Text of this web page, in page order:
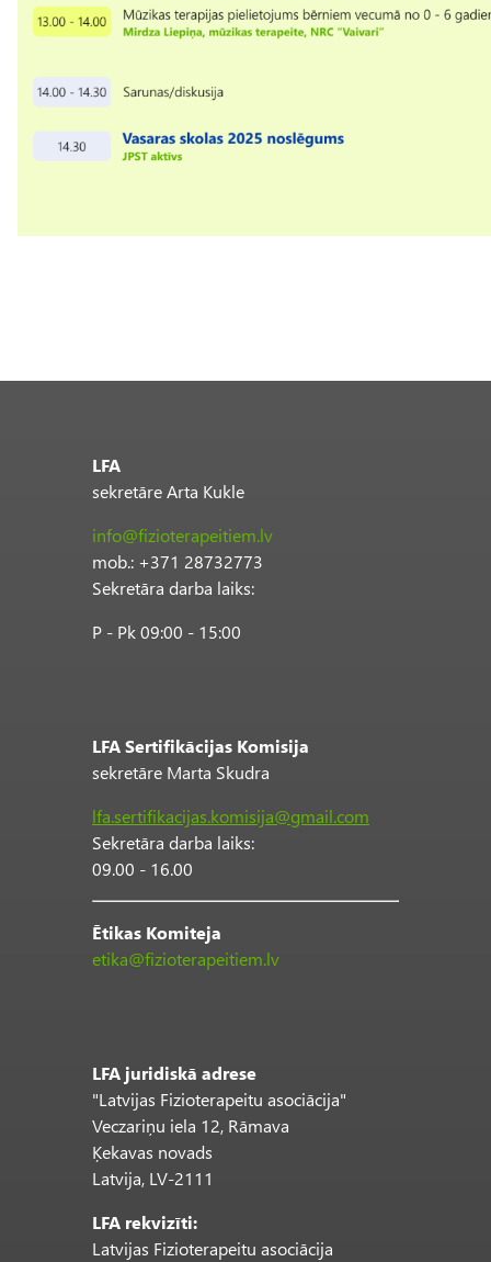
LFA
sekretāre Arta Kukle
info@fizioterapeitiem.lv
mob.: +371 28732773
Sekretāra darba laiks:
P - Pk 09:00 - 15:00
LFA Sertifikācijas Komisija
sekretāre Marta Skudra
lfa.sertifikacijas.komisija@gmail.com
Sekretāra darba laiks:
09.00 - 16.00
Ētikas Komiteja
etika@fizioterapeitiem.lv
LFA juridiskā adrese
"Latvijas Fizioterapeitu asociācija"
Veczariņu iela 12, Rāmava
Ķekavas novads
Latvija, LV-2111
LFA rekvizīti:
Latvijas Fizioterapeitu asociācija